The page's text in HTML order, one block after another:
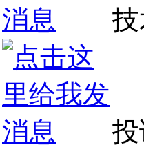
技
投